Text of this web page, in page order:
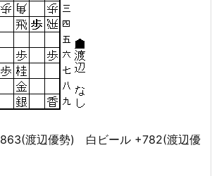
渡辺優勢) 白ビール +782(渡辺優